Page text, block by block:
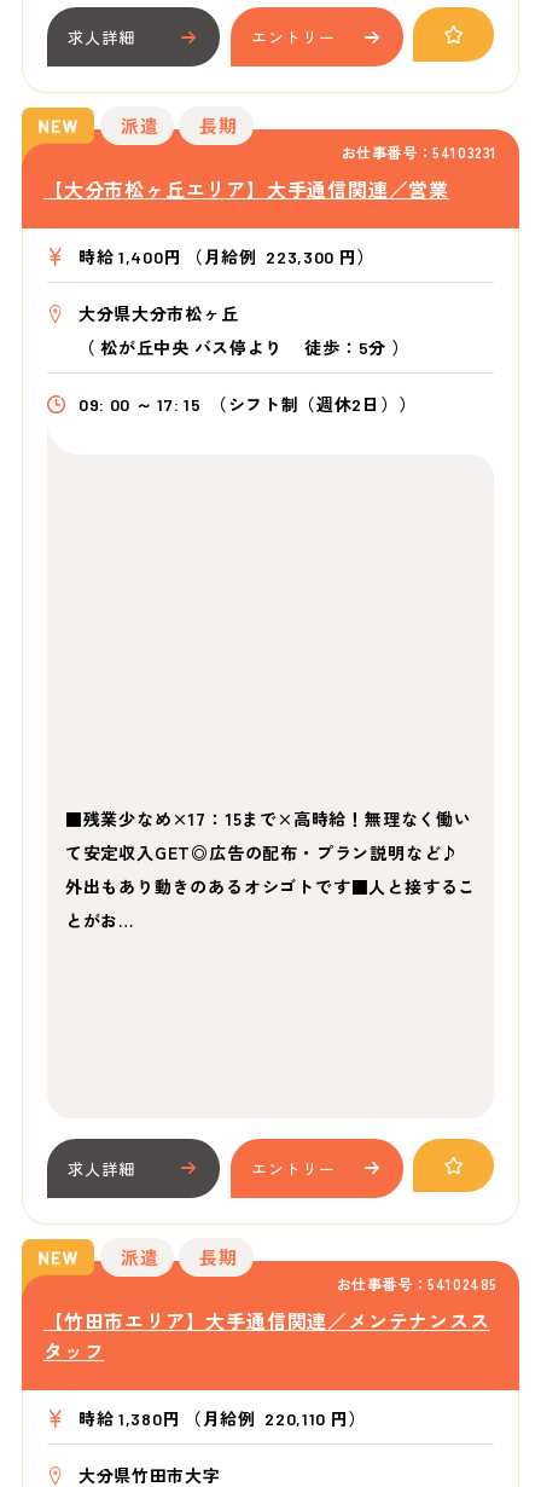
求人詳細 エントリー
お仕事番号：54103231
派遣 長期
【大分市松ヶ丘エリア】大手通信関連／営業
時給 1,400円 （月給例 223,300 円）
大分県大分市松ヶ丘
（松が丘中央 バス停より徒歩：5分 ）
09: 00 ～ 17: 15 （シフト制（週休2日））
■残業少なめ×17：15まで×高時給！無理なく働い
て安定収入GET◎広告の配布・プラン説明など♪
外出もあり動きのあるオシゴトです■人と接するこ
とがお…
求人詳細 エントリー
お仕事番号：54102485
派遣 長期
【竹田市エリア】大手通信関連／メンテナンスス
タッフ
時給 1,380円 （月給例 220,110 円）
大分県竹田市大字